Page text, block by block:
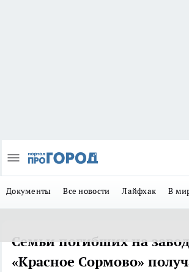
Документы Все новости Лайфхак В
Семьи погибших на
«Красное Сормово»